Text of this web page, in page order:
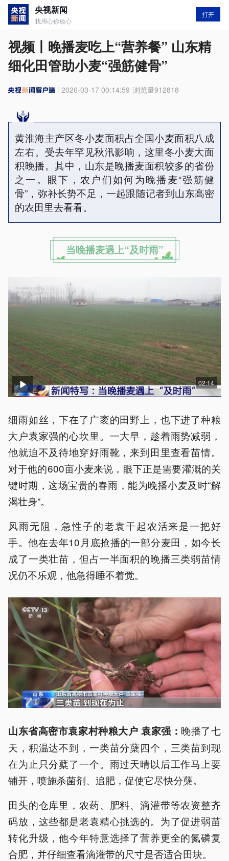
央视新闻
我用心你放心
打开
视频丨晚播麦吃上“营养餐” 山东精
细化田管助小麦“强筋健骨”
2026-03-17 00:14:59 浏览量912818
黄淮海主产区冬小麦面积占全国小麦面积八成
左右。受去年罕见秋汛影响，这里冬小麦大面
积晚播。其中，山东是晚播麦面积较多的省份
之一。眼下，农户们如何为晚播麦“强筋健
骨”，弥补长势不足，一起跟随记者到山东高密
的农田里去看看。
当晚播麦遇上“及时雨”
02:14
细雨如丝，下在了广袤的田野上，也下进了种粮
大户袁家强的心坎里。一大早，趁着雨势减弱，
他就迫不及待地穿好雨靴，来到田里查看苗情。
对于他的600亩小麦来说，眼下正是需要灌溉的关
键时期，这场宝贵的春雨，能为晚播小麦及时“解
渴壮身”。
风雨无阻，急性子的老袁干起农活来是一把好
手。他在去年10月底抢播的一部分麦田，如今长
成了一类壮苗，但占一半面积的晚播三类弱苗情
况仍不乐观，他急得睡不着觉。
山东省高密市袁家村种粮大户 袁家强： 晚播了七
天，积温达不到，一类苗分蘖四个，三类苗到现
在为止只分蘖了一个。雨过天晴以后工作马上要
铺开，喷施杀菌剂、追肥，促使它尽快分蘖。
田头的仓库里，农药、肥料、滴灌带等农资整齐
码放，这些都是老袁精心挑选的。为了促进弱苗
转化升级，他今年特意选择了营养更全的氮磷复
合肥，并仔细查看滴灌带的尺寸是否适合田块。